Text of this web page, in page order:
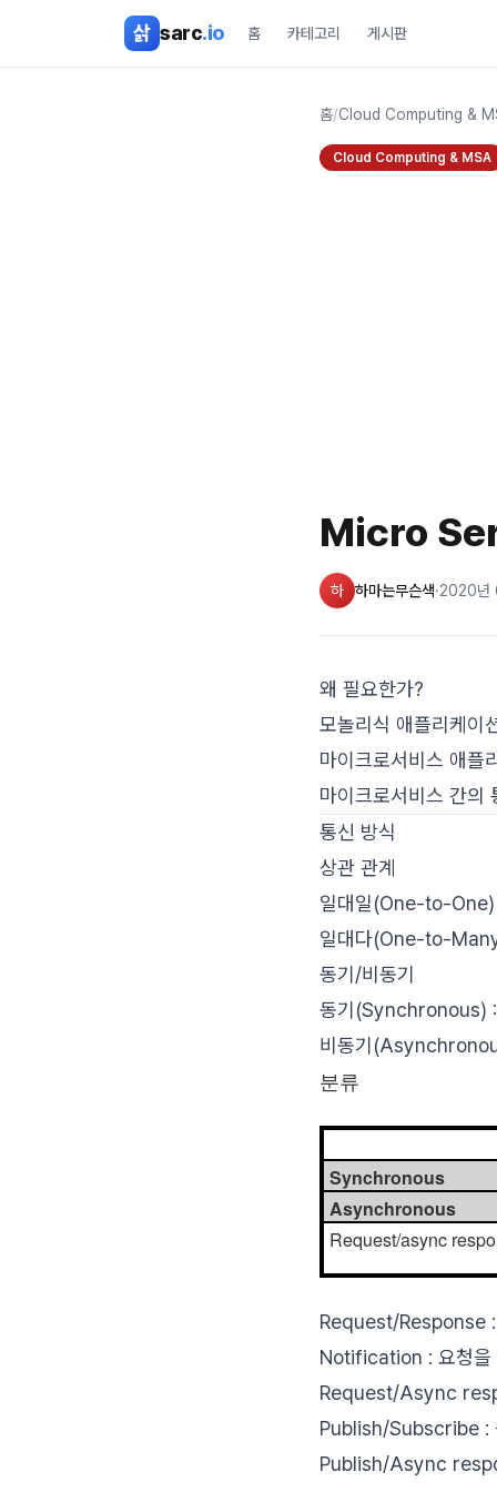
삵 sarc.io 홈 카테고리 게시판
홈/Cloud Computing &
Cloud Computing & MSA
Micro
하 하마는무슨색·2020년
왜 필요한가?
모놀리식 애플리케이
마이크로서비스 애플
마이크로서비스 간
통신 방식
상관 관계
일대일(One-to-One)
일대다(One-to-
동기/비동기
동기(Synchronous) :
비동기
분류
Synchronous
Asynchronous
Request/async
Request/Response :
Notification : 요청을
Request/Async
Publish/Subscribe :
Publish/Async